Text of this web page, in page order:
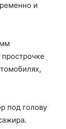
и
под голову